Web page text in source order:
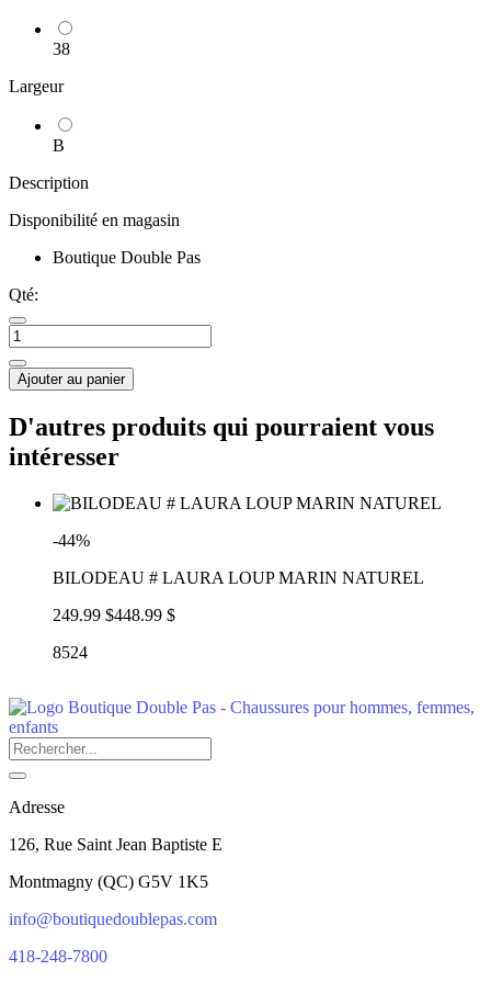
38
Largeur
B
Description
Disponibilité en magasin
Boutique Double Pas
Qté:
Ajouter au panier
D'autres produits qui pourraient vous
intéresser
-44%
BILODEAU # LAURA LOUP MARIN NATUREL
249.99 $448.99 $
8524
Adresse
126, Rue Saint Jean Baptiste E
Montmagny (QC) G5V 1K5
info@boutiquedoublepas.com
418-248-7800